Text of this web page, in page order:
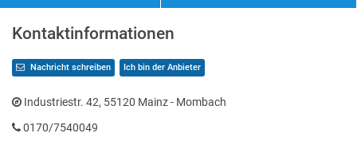
Kontaktinformationen
Nachricht schreiben Ich bin der Anbieter
Industriestr. 42, 55120 Mainz - Mombach
0170/7540049